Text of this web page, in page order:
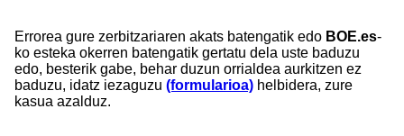
Errorea gure zerbitzariaren akats batengatik edo BOE.es-
ko esteka okerren batengatik gertatu dela uste baduzu
edo, besterik gabe, behar duzun orrialdea aurkitzen ez
baduzu, idatz iezaguzu (formularioa) helbidera, zure
kasua azalduz.